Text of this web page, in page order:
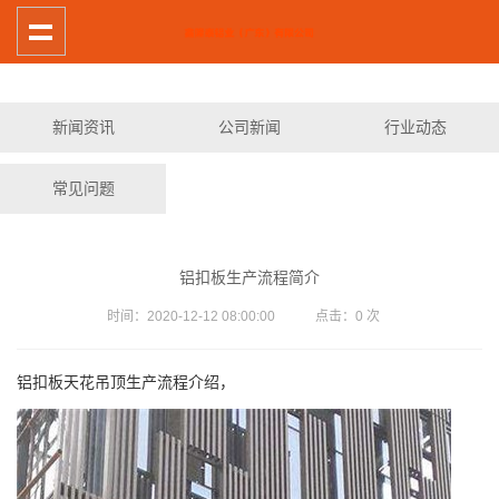
新闻资讯 公司新闻 行业动态
常见问题
铝扣板生产流程简介
时间：2020-12-12 08:00:00 点击： 0 次
铝扣板天花吊顶生产流程介绍，